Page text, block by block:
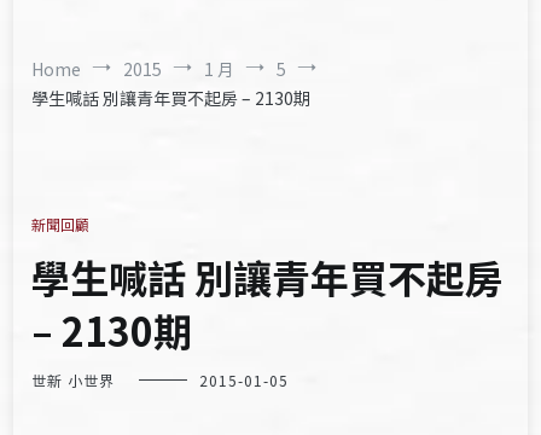
Home 2015 1 月
5
學生喊話 別讓青年買不起房 – 2130期
新聞回顧
學生喊話 別讓青年買不起房
– 2130期
世新 小世界 2015-01-05